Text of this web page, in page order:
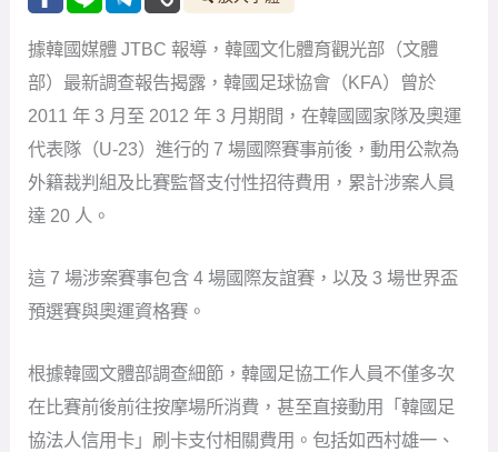
據韓國媒體 JTBC 報導，韓國文化體育觀光部（文體
部）最新調查報告揭露，韓國足球協會（KFA）曾於
2011 年 3 月至 2012 年 3 月期間，在韓國國家隊及奧運
代表隊（U-23）進行的 7 場國際賽事前後，動用公款為
外籍裁判組及比賽監督支付性招待費用，累計涉案人員
達 20 人。
這 7 場涉案賽事包含 4 場國際友誼賽，以及 3 場世界盃
預選賽與奧運資格賽。
根據韓國文體部調查細節，韓國足協工作人員不僅多次
在比賽前後前往按摩場所消費，甚至直接動用「韓國足
協法人信用卡」刷卡支付相關費用。包括如西村雄一、